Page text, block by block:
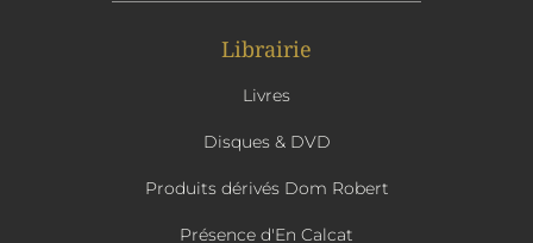
Librairie
Livres
Disques & DVD
Produits dérivés Dom Robert
Présence d'En Calcat